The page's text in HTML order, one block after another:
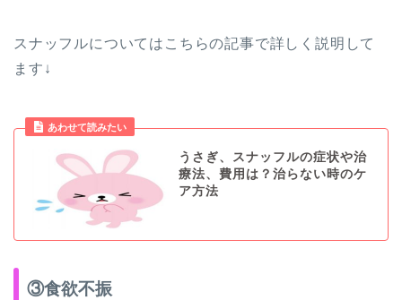
スナッフルについてはこちらの記事で詳しく説明して
ます↓
うさぎ、スナッフルの症状や治
療法、費用は？治らない時のケ
ア方法
③食欲不振